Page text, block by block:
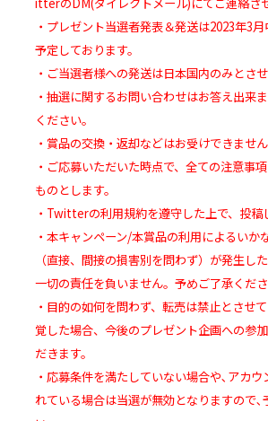
・プレゼント当選者発表＆発送は2023年3
予定しております。
・ご当選者様への発送は日本国内のみとさ
・抽選に関するお問い合わせはお答え出来
ください。
・賞品の交換・返却などはお受けできません
・ご応募いただいた時点で、全ての注意事
ものとします。
・Twitterの利用規約を遵守した上で、投稿
・本キャンペーン/本賞品の利用によるいか
（直接、間接の損害別を問わず）が発生し
一切の責任を負いません。予めご了承くださ
・目的の如何を問わず、転売は禁止とさせ
覚した場合、今後のプレゼント企画への参
だきます。
・応募条件を満たしていない場合や､アカ
れている場合は当選が無効となりますので､